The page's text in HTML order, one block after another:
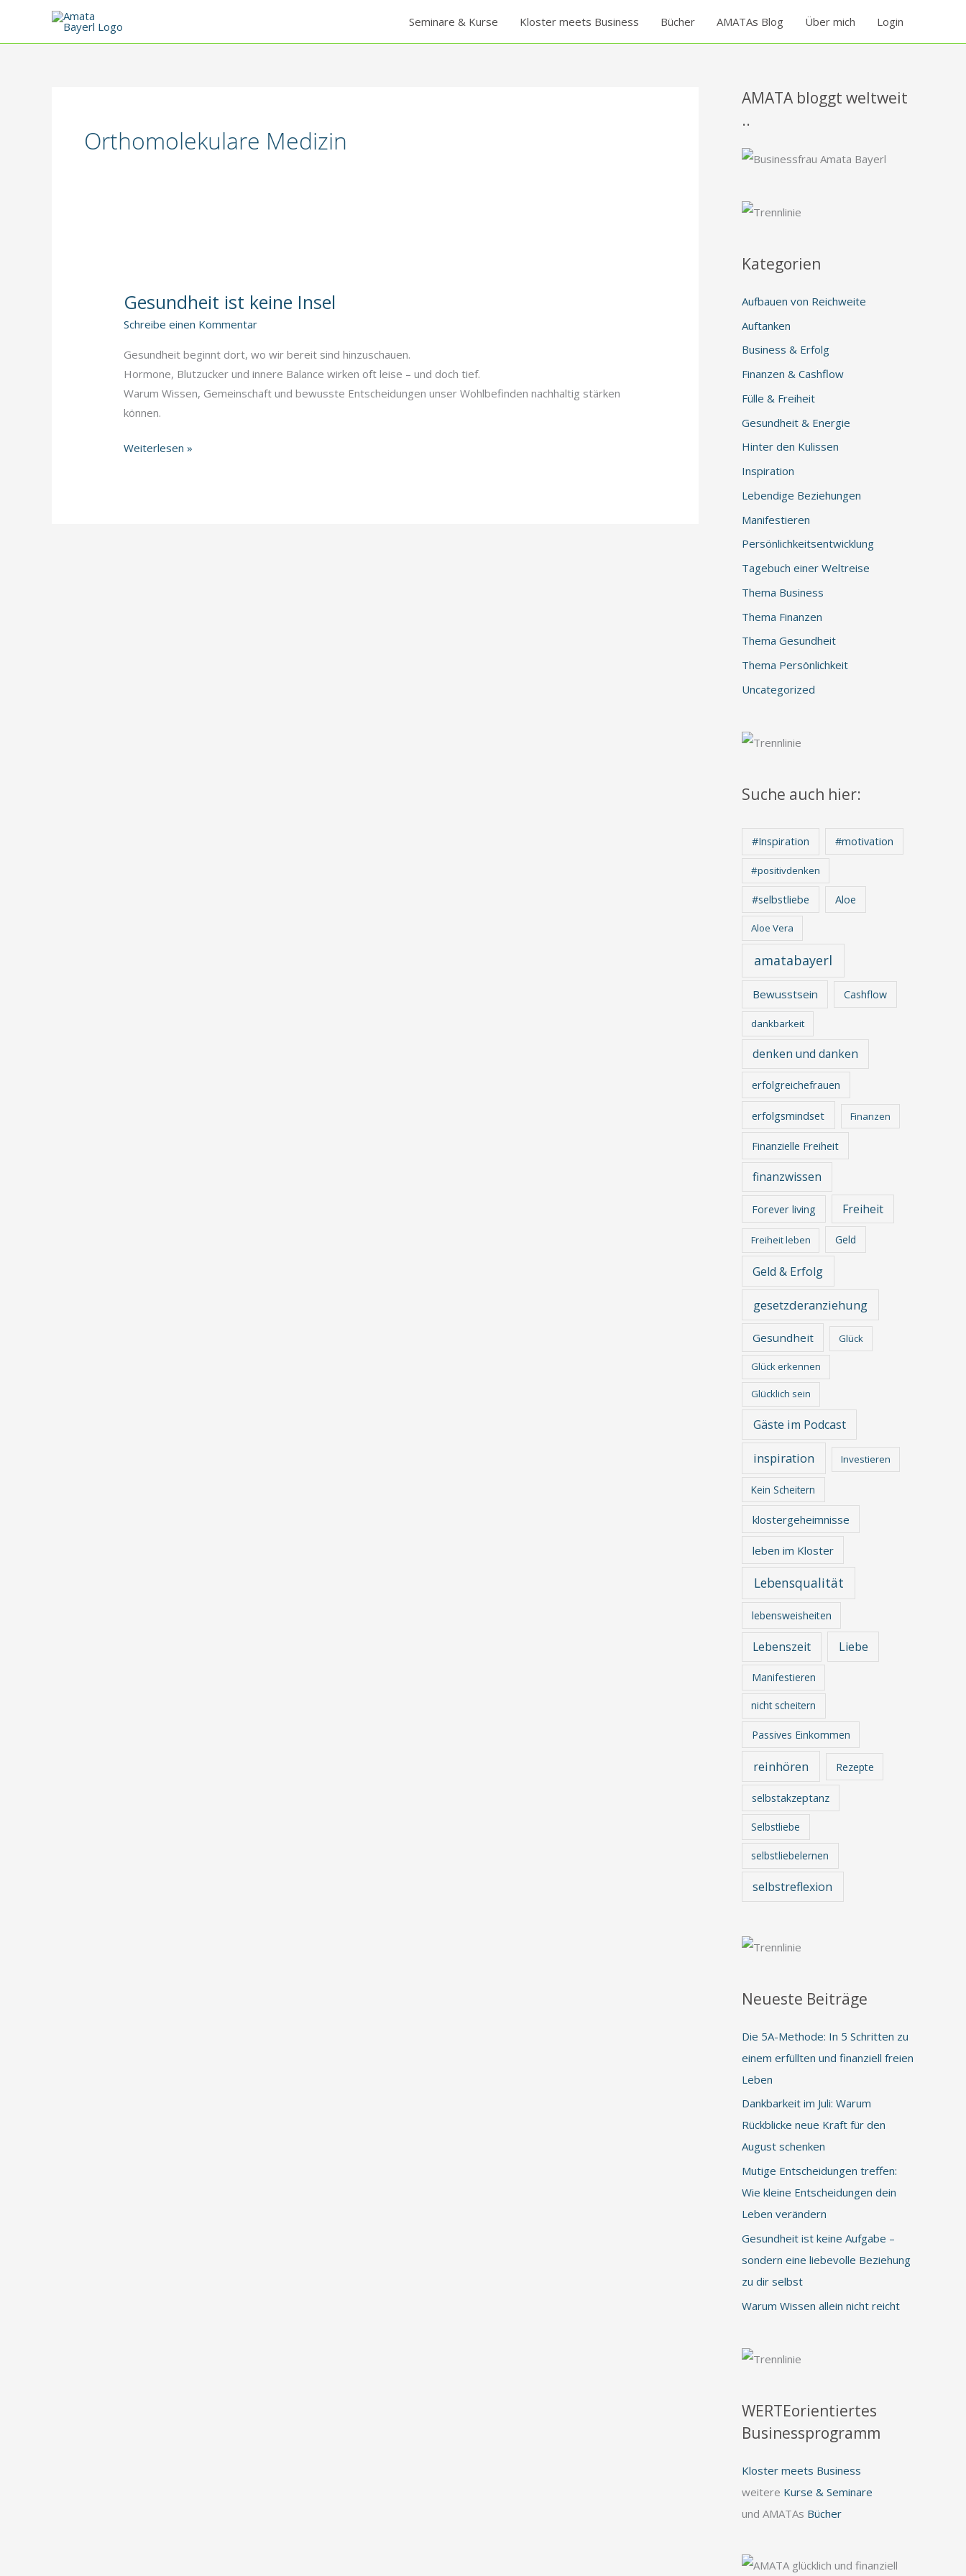
springen
Seminare & Kurse Kloster meets Business Bücher AMATAs Blog Über mich Login
Orthomolekulare Medizin
Gesundheit ist keine Insel
Schreibe einen Kommentar
Gesundheit beginnt dort, wo wir bereit sind hinzuschauen.
Hormone, Blutzucker und innere Balance wirken oft leise – und doch tief.
Warum Wissen, Gemeinschaft und bewusste Entscheidungen unser Wohlbefinden nachhaltig stärken
können.
Gesundheit
Weiterlesen »
AMATA bloggt weltweit
..
Kategorien
Aufbauen von Reichweite
Auftanken
Business & Erfolg
Finanzen & Cashflow
Fülle & Freiheit
Gesundheit & Energie
Hinter den Kulissen
Inspiration
Lebendige Beziehungen
Manifestieren
Persönlichkeitsentwicklung
Tagebuch einer Weltreise
Thema Business
Thema Finanzen
Thema Gesundheit
Thema Persönlichkeit
Uncategorized
Suche auch hier:
#Inspiration #motivation
#positivdenken
#selbstliebe Aloe
Aloe Vera
amatabayerl
Bewusstsein Cashflow
dankbarkeit
denken und danken
erfolgreichefrauen
erfolgsmindset Finanzen
Finanzielle Freiheit
finanzwissen
Forever living Freiheit
Freiheit leben Geld
Geld & Erfolg
gesetzderanziehung
Gesundheit Glück
Glück erkennen
Glücklich sein
Gäste im Podcast
inspiration Investieren
Kein Scheitern
klostergeheimnisse
leben im Kloster
Lebensqualität
lebensweisheiten
Lebenszeit Liebe
Manifestieren
nicht scheitern
Passives Einkommen
reinhören Rezepte
selbstakzeptanz
Selbstliebe
selbstliebelernen
selbstreflexion
Neueste Beiträge
Die 5A-Methode: In 5 Schritten zu
einem erfüllten und finanziell freien
Leben
Dankbarkeit im Juli: Warum
Rückblicke neue Kraft für den
August schenken
Mutige Entscheidungen treffen:
Wie kleine Entscheidungen dein
Leben verändern
Gesundheit ist keine Aufgabe –
sondern eine liebevolle Beziehung
zu dir selbst
Warum Wissen allein nicht reicht
WERTEorientiertes
Businessprogramm
Kloster meets Business
weitere Kurse & Seminare
und AMATAs Bücher